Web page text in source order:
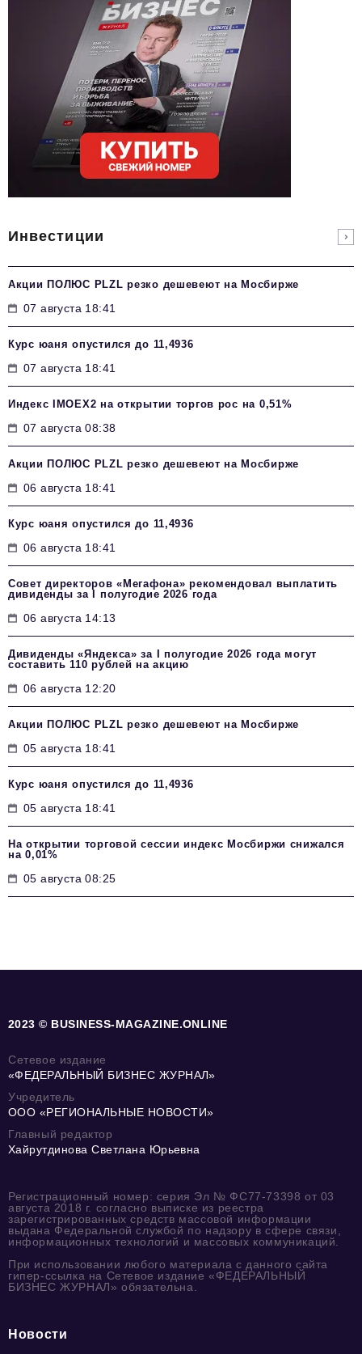
Инвестиции
Акции ПОЛЮС PLZL резко дешевеют на Мосбирже
07 августа 18:41
Курс юаня опустился до 11,4936
07 августа 18:41
Индекс IMOEX2 на открытии торгов рос на 0,51%
07 августа 08:38
Акции ПОЛЮС PLZL резко дешевеют на Мосбирже
06 августа 18:41
Курс юаня опустился до 11,4936
06 августа 18:41
Совет директоров «Мегафона» рекомендовал выплатить
дивиденды за I полугодие 2026 года
06 августа 14:13
Дивиденды «Яндекса» за I полугодие 2026 года могут
составить 110 рублей на акцию
06 августа 12:20
Акции ПОЛЮС PLZL резко дешевеют на Мосбирже
05 августа 18:41
Курс юаня опустился до 11,4936
05 августа 18:41
На открытии торговой сессии индекс Мосбиржи снижался
на 0,01%
05 августа 08:25
2023 © BUSINESS-MAGAZINE.ONLINE
Сетевое издание
«ФЕДЕРАЛЬНЫЙ БИЗНЕС ЖУРНАЛ»
Учредитель
ООО «РЕГИОНАЛЬНЫЕ НОВОСТИ»
Главный редактор
Хайрутдинова Светлана Юрьевна
Регистрационный номер: серия Эл № ФС77-73398 от 03
августа 2018 г. согласно выписке из реестра
зарегистрированных средств массовой информации
выдана Федеральной службой по надзору в сфере связи,
информационных технологий и массовых коммуникаций.
При использовании любого материала с данного сайта
гипер-ссылка на Сетевое издание «ФЕДЕРАЛЬНЫЙ
БИЗНЕС ЖУРНАЛ» обязательна.
Новости